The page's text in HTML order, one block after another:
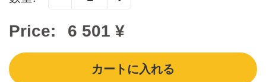
Price: 6 501 ¥
カートに入れる